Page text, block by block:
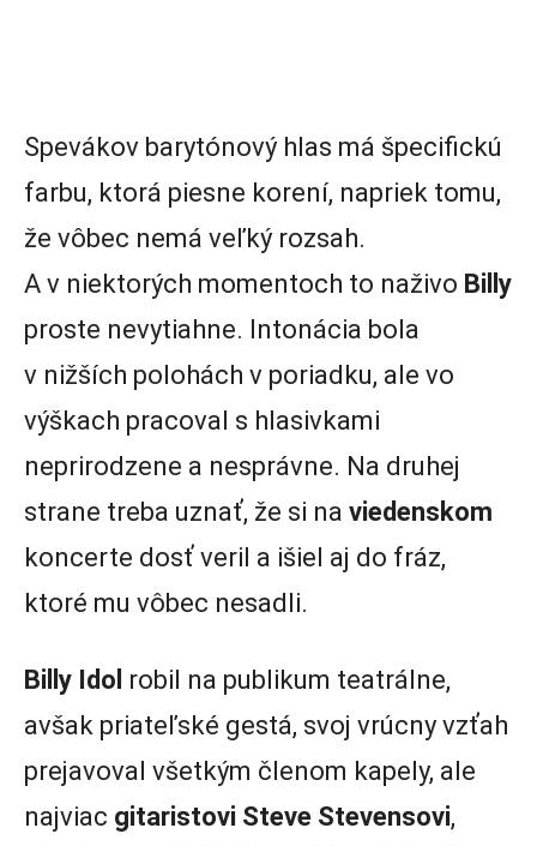
Spevákov barytónový hlas má špecifickú
farbu, ktorá piesne korení, napriek tomu,
že vôbec nemá veľký rozsah.
A v niektorých momentoch to naživo Billy
proste nevytiahne. Intonácia bola
v nižších polohách v poriadku, ale vo
výškach pracoval s hlasivkami
neprirodzene a nesprávne. Na druhej
strane treba uznať, že si na viedenskom
koncerte dosť veril a išiel aj do fráz,
ktoré mu vôbec nesadli.
Billy Idol robil na publikum teatrálne,
avšak priateľské gestá, svoj vrúcny vzťah
prejavoval všetkým členom kapely, ale
najviac gitaristovi Steve Stevensovi,